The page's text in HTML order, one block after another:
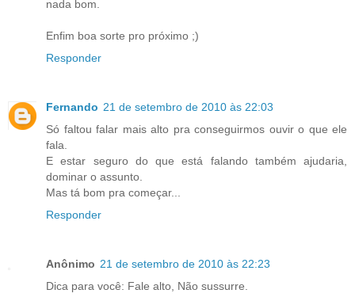
nada bom.
Enfim boa sorte pro próximo ;)
Responder
Fernando 21 de setembro de 2010 às 22:03
Só faltou falar mais alto pra conseguirmos ouvir o que ele
fala.
E estar seguro do que está falando também ajudaria,
dominar o assunto.
Mas tá bom pra começar...
Responder
Anônimo 21 de setembro de 2010 às 22:23
Dica para você: Fale alto, Não sussurre.